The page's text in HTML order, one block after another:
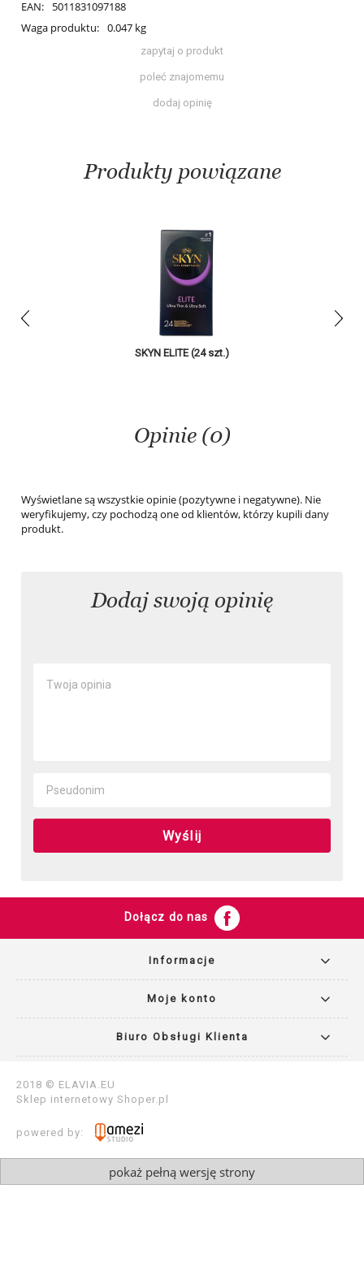
EAN:
5011831097188
Waga produktu: 0.047 kg
zapytaj o produkt
poleć znajomemu
dodaj opinię
Produkty powiązane
SKYN ELITE (24 szt.)
prev next
Opinie (0)
Wyświetlane są wszystkie opinie (pozytywne i negatywne). Nie
weryfikujemy, czy pochodzą one od klientów, którzy kupili dany
produkt.
Dodaj swoją opinię
Wyślij
Dołącz do nas
Informacje
Moje konto
Biuro Obsługi Klienta
2018 © ELAVIA.EU
Sklep internetowy Shoper.pl
powered by:
pokaż pełną wersję strony